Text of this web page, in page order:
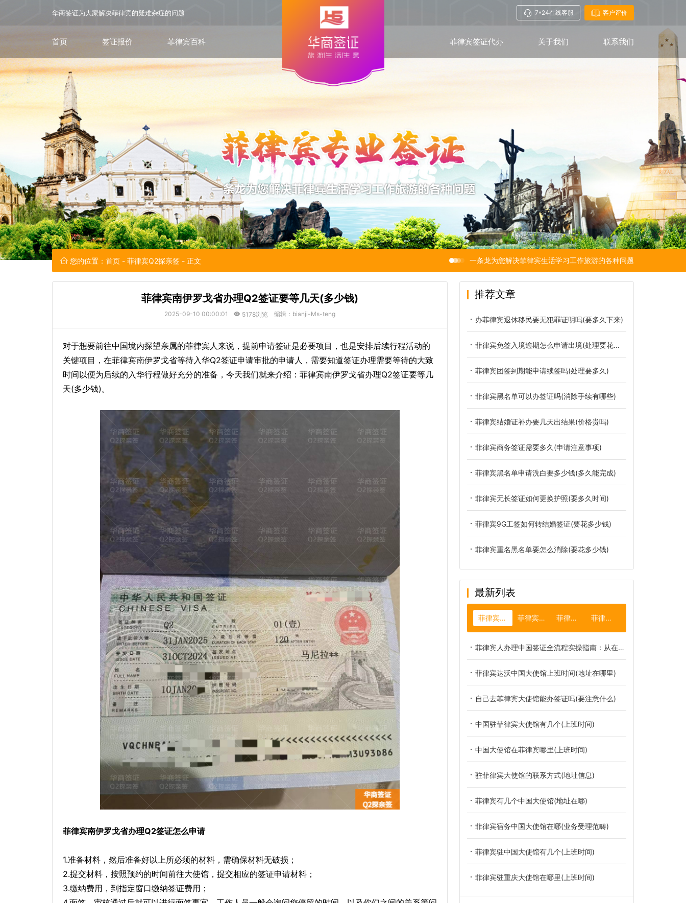
华商签证为大家解决菲律宾的疑难杂症的问题 7*24在线客服 客户评价
首页 签证报价 菲律宾百科 菲律宾签证代办 关于我们 联系我们
您的位置： 首页 - 菲律宾Q2探亲签 - 正文 一条龙为您解决菲律宾生活学习工作旅游的各种问题
菲律宾南伊罗戈省办理Q2签证要等几天(多少钱)
2025-09-10 00:00:01 5178浏览 编辑：bianji-Ms-teng
对于想要前往中国境内探望亲属的菲律宾人来说，提前申请签证是必要项目，也是安排后续行程活动的
关键项目，在菲律宾南伊罗戈省等待入华Q2签证申请审批的申请人，需要知道签证办理需要等待的大致
时间以便为后续的入华行程做好充分的准备，今天我们就来介绍：菲律宾南伊罗戈省办理Q2签证要等几
天(多少钱)。
菲律宾南伊罗戈省办理Q2签证怎么申请
1.准备材料，然后准备好以上所必须的材料，需确保材料无破损；
2.提交材料，按照预约的时间前往大使馆，提交相应的签证申请材料；
3.缴纳费用，到指定窗口缴纳签证费用；
推荐文章
办菲律宾退休移民要无犯罪证明吗(要多久下来)
菲律宾免签入境逾期怎么申请出境(处理要花多少钱)
菲律宾团签到期能申请续签吗(处理要多久)
菲律宾黑名单可以办签证吗(消除手续有哪些)
菲律宾结婚证补办要几天出结果(价格贵吗)
菲律宾商务签证需要多久(申请注意事项)
菲律宾黑名单申请洗白要多少钱(多久能完成)
菲律宾无长签证如何更换护照(要多久时间)
菲律宾9G工签如何转结婚签证(要花多少钱)
菲律宾重名黑名单要怎么消除(要花多少钱)
最新列表
菲律宾大使馆 菲律宾碧瑶市 菲律宾火山 菲律宾人口
菲律宾人办理中国签证全流程实操指南：从在线申请到成功获签的最新避坑攻略
菲律宾达沃中国大使馆上班时间(地址在哪里)
自己去菲律宾大使馆能办签证吗(要注意什么)
中国驻菲律宾大使馆有几个(上班时间)
中国大使馆在菲律宾哪里(上班时间)
驻菲律宾大使馆的联系方式(地址信息)
菲律宾有几个中国大使馆(地址在哪)
菲律宾宿务中国大使馆在哪(业务受理范畴)
菲律宾驻中国大使馆有几个(上班时间)
菲律宾驻重庆大使馆在哪里(上班时间)